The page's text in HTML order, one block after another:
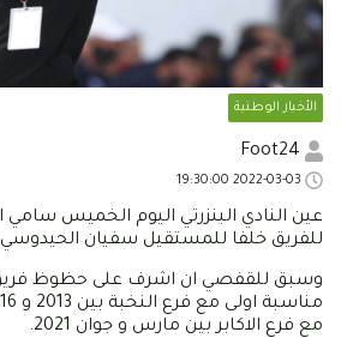
الأخبار الوطنية
عين النادي البنزرتي اليوم الخميس سامي
للفريق خلفا للمستقيل سفيان
وسبق للقفصي ان اشرف على حظوظ
مع فرع الاكابر بين مارس و جوان 2021.